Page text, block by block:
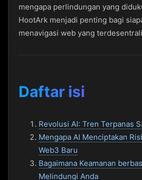
mengapa perlindungan yang
HootArk menjadi penting bagi
menavigasi web yang
Daftar isi
Revolusi AI: Tren Terpanas
Mengapa AI Menciptakan
Web3 Baru
Bagaimana Keamanan
Melindungi Anda